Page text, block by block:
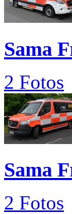
Sama
2 Fotos
Sama
2 Fotos